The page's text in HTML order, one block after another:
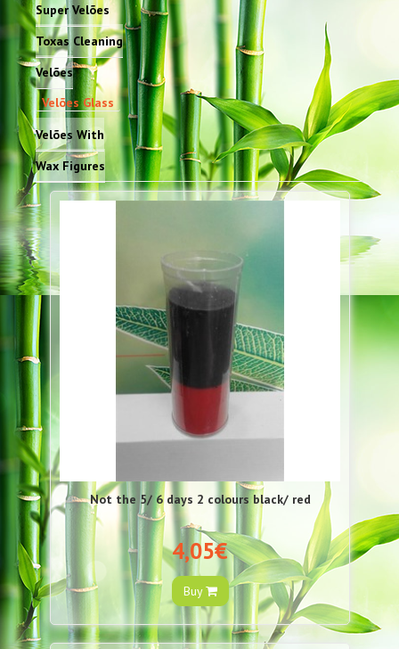
Super Velões
Toxas Cleaning
Velões
Velões Glass
Velões With
Wax Figures
Not the 5/ 6 days 2 colours black/ red
4,05€
Buy